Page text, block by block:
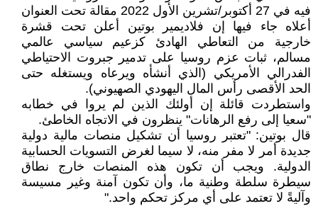
فيه في 27 أكتوبر/تشرين الأول 2022 مقالة تحت العنوان
أعلاه جاء فيها إن فلاديمير بوتين أعلن تحت قشرة
خارجية من التعاطي الهادئ كزعيم سياسي عالمي
مسالم، ثبات عزم روسيا على تدمير جبروت الاحتياطي
الفدرالي الأمريكي (الذي أنشأه ويرعاه ويستغله حتى
الحد الأقصى رأس المال اليهودي الصهيوني).
واستطردت قائلة إن أولئك الذين لم يروا في خطابه
"سعيا إلى رفع الرهانات" ينظرون في الاتجاه الخاطئ.
قال بوتين: "تعتبر روسيا أن تشكيل منصات مالية دولية
جديدة أمر لا مفر منه، لا سيما لغرض التسويات الحسابية
الدولية. ويجب أن تكون هذه المنصات خارج نطاق
سيطرة سلطة وطنية ما، وأن تكون آمنة وغير مسيسة
وآليةً لا تعتمد على أي مركز تحكم واحد."